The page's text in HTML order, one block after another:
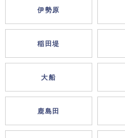
伊勢原
稲田堤
大船
鹿島田